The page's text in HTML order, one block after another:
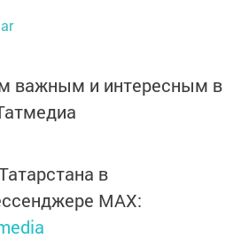
важным и интересным в
в
MАХ: